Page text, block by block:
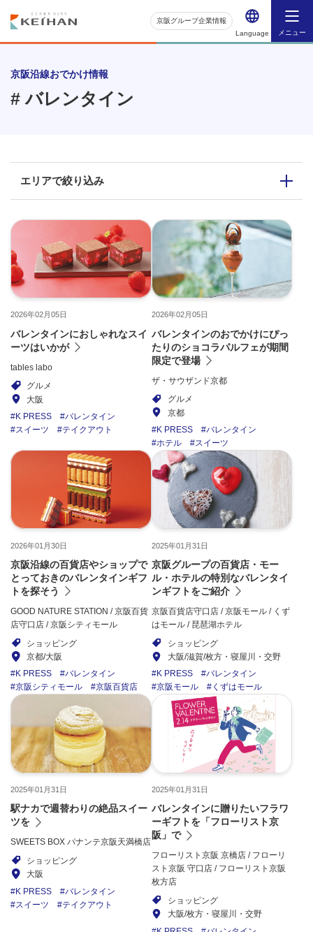
Language メニュー
京阪グループ企業情報
京阪沿線おでかけ情報
# バレンタイン
エリアで絞り込み
2026年02月05日
バレンタインにおしゃれなスイ
ーツはいかが
tables labo
グルメ
大阪
K PRESS
バレンタイン
スイーツ
テイクアウト
2026年02月05日
バレンタインのおでかけにぴっ
たりのショコラパルフェが期間
限定で登場
ザ・サウザンド京都
グルメ
京都
K PRESS
バレンタイン
ホテル
スイーツ
2026年01月30日
京阪沿線の百貨店やショップで
とっておきのバレンタインギフ
トを探そう
GOOD NATURE STATION / 京阪百貨
店守口店 / 京阪シティモール
ショッピング
京都/大阪
K PRESS
バレンタイン
京阪シティモール
京阪百貨店
2025年01月31日
京阪グループの百貨店・モー
ル・ホテルの特別なバレンタイ
ンギフトをご紹介
京阪百貨店守口店 / 京阪モール / くず
はモール / 琵琶湖ホテル
ショッピング
大阪/滋賀/枚方・寝屋川・交野
K PRESS
バレンタイン
京阪モール
くずはモール
2025年01月31日
駅ナカで週替わりの絶品スイー
ツを
SWEETS BOX パナンテ京阪天満橋店
ショッピング
大阪
K PRESS
バレンタイン
スイーツ
テイクアウト
2025年01月31日
バレンタインに贈りたいフラワ
ーギフトを「フローリスト京
阪」で
フローリスト京阪 京橋店 / フローリ
スト京阪 守口店 / フローリスト京阪
枚方店
ショッピング
大阪/枚方・寝屋川・交野